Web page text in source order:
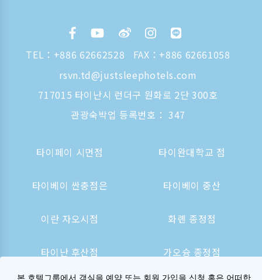
TEL： +886 62662528
FAX：+886 62661058
rsvn.td@justsleephotels.com
717015 타이난시 런더구 원화로 2단 300호
관광숙박업 등록번호： 347
타이페이 시먼점 타이완대학교 점
타이베이 싼충점은 타이베이 중산
이란 자오시점 화롄 종정점
타이난 후산점 가오슝 종정점
본 호텔그룹에서 객실을 예약 또는 회원 가입을 신청 혹은 어떠한